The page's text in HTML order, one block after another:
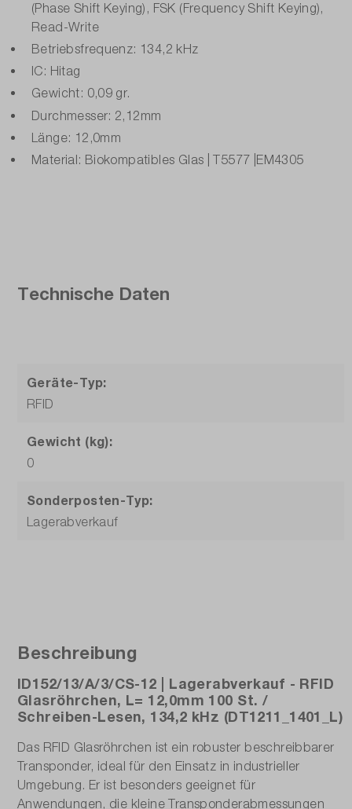
(Phase Shift Keying), FSK (Frequency Shift Keying),
Read-Write
Betriebsfrequenz: 134,2 kHz
IC: Hitag
Gewicht: 0,09 gr.
Durchmesser: 2,12mm
Länge: 12,0mm
Material: Biokompatibles Glas | T5577 |EM4305
Technische Daten
Geräte-Typ:
RFID
Gewicht (kg):
0
Sonderposten-Typ:
Lagerabverkauf
Beschreibung
ID152/13/A/3/CS-12 | Lagerabverkauf - RFID
Glasröhrchen, L= 12,0mm 100 St. /
Schreiben-Lesen, 134,2 kHz (DT1211_1401_L)
Das RFID Glasröhrchen ist ein robuster beschreibbarer
Transponder, ideal für den Einsatz in industrieller
Umgebung. Er ist besonders geeignet für
Anwendungen, die kleine Transponderabmessungen